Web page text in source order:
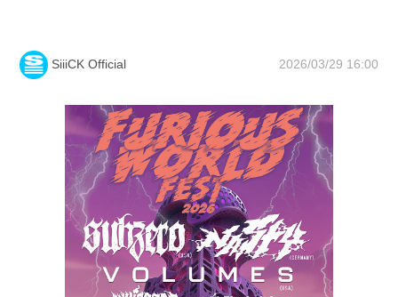
SiiiCK Official 2026/03/29 16:00